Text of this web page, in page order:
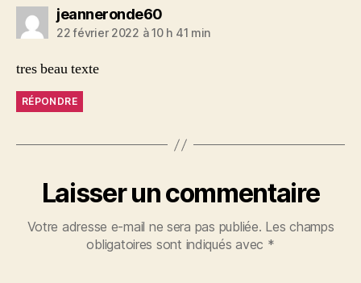
jeanneronde60dit :
22 février 2022 à 10 h 41 min
tres beau texte
RÉPONDRE
Laisser un commentaire
Votre adresse e-mail ne sera pas publiée. Les champs
obligatoires sont indiqués avec *